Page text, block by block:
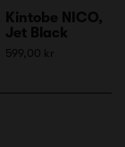
Kintobe NICO,
Jet Black
599,00 kr